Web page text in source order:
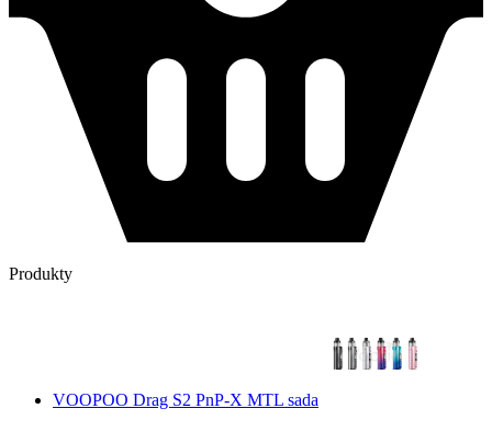
Produkty
VOOPOO Drag S2 PnP-X MTL sada